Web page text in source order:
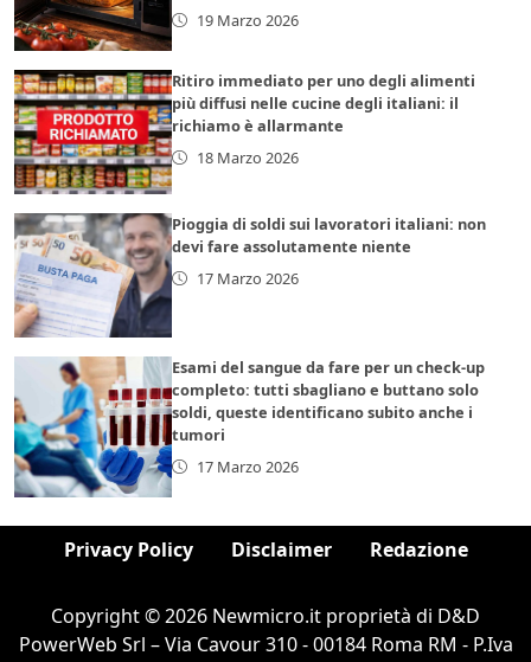
19 Marzo 2026
Ritiro immediato per uno degli alimenti
più diffusi nelle cucine degli italiani: il
richiamo è allarmante
18 Marzo 2026
Pioggia di soldi sui lavoratori italiani: non
devi fare assolutamente niente
17 Marzo 2026
Esami del sangue da fare per un check-up
completo: tutti sbagliano e buttano solo
soldi, queste identificano subito anche i
tumori
17 Marzo 2026
Privacy Policy Disclaimer Redazione
Copyright © 2026 Newmicro.it proprietà di D&D
PowerWeb Srl – Via Cavour 310 - 00184 Roma RM - P.Iva